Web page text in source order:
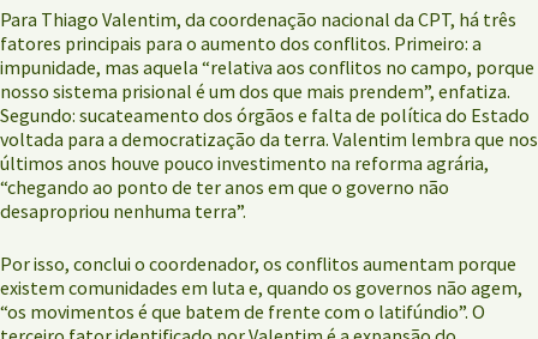
Para Thiago Valentim, da coordenação nacional da CPT, há três
fatores principais para o aumento dos conflitos. Primeiro: a
impunidade, mas aquela “relativa aos conflitos no campo, porque
nosso sistema prisional é um dos que mais prendem”, enfatiza.
Segundo: sucateamento dos órgãos e falta de política do Estado
voltada para a democratização da terra. Valentim lembra que nos
últimos anos houve pouco investimento na reforma agrária,
“chegando ao ponto de ter anos em que o governo não
desapropriou nenhuma terra”.
Por isso, conclui o coordenador, os conflitos aumentam porque
existem comunidades em luta e, quando os governos não agem,
“os movimentos é que batem de frente com o latifúndio”. O